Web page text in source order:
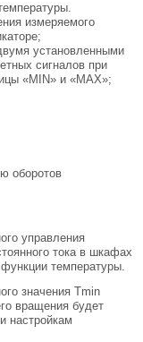
измеряемого
установленными
сигналов при
«MIN» и «MAX»;
оборотов
управления
тока в шкафах
температуры.
значения Tmin
вращения будет
настройкам